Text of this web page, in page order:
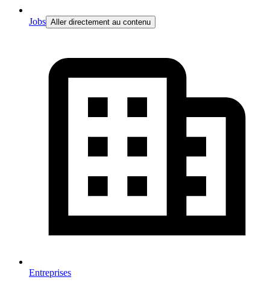
Jobs Aller directement au contenu
Entreprises